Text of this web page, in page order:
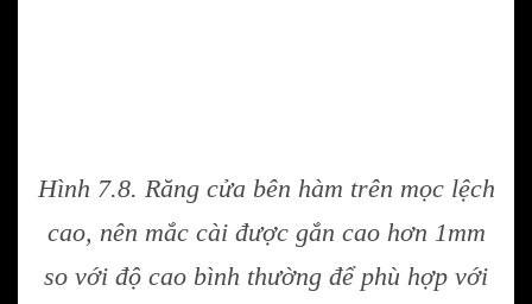
Hình 7.8. Răng cửa bên hàm trên mọc lệch
cao, nên mắc cài được gắn cao hơn 1mm
so với độ cao bình thường để phù hợp với